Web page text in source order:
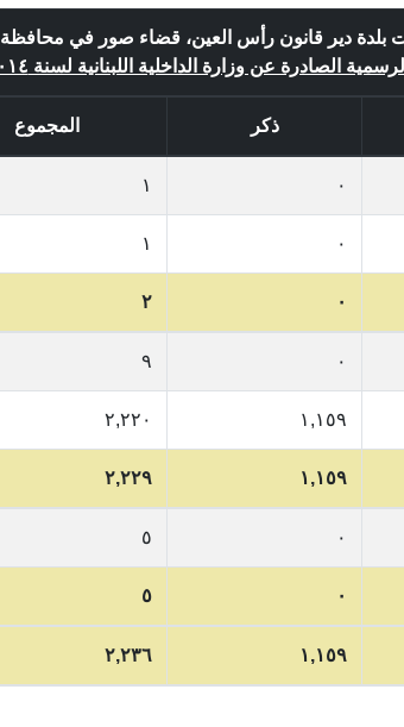
بلدة دير قانون رأس العين، قضاء صور في
الصادرة عن وزارة الداخلية اللبنانية لسنة ٢٠١٤
ذكر المجموع
٠ ١
٠ ١
٠ ٢
٠ ٩
١,١٥٩ ٢,٢٢٠
١,١٥٩ ٢,٢٢٩
٠ ٥
٠ ٥
١,١٥٩ ٢,٢٣٦